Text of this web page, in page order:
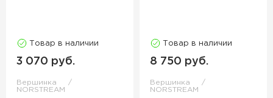
Товар в наличии
3 070 руб.
Вершинка
NORSTREAM
Товар в наличии
8 750 руб.
Вершинка
NORSTREAM